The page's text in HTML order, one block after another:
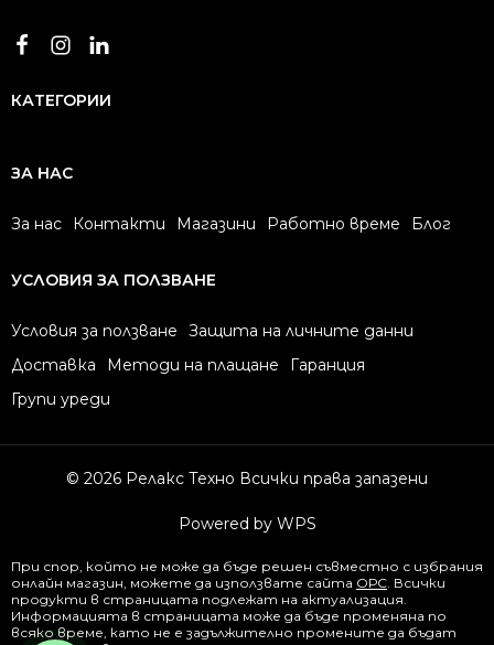
КАТЕГОРИИ
ЗА НАС
За нас Контакти Магазини Работно време Блог
УСЛОВИЯ ЗА ПОЛЗВАНЕ
Условия за ползване
Защита на личните данни
Доставка
Методи на плащане
Гаранция
Групи уреди
© 2026 Релакс Техно Всички права запазени
Powered by WPS
При спор, който не може да бъде решен съвместно с избрания
онлайн магазин, можете да използвате сайта ОРС. Всички
продукти в страницата подлежат на актуализация.
Информацията в страницата може да бъде променяна по
всяко време, като не е задължително промените да бъдат